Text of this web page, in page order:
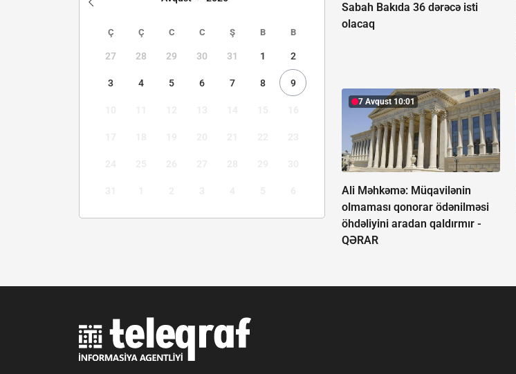
Ç Ç C C Ş B B
27 28 29 30 31 1 2
3 4 5 6 7 8 9
Sabah Bakıda 36 dərəcə isti
olacaq
7 Avqust 10:01
Ali Məhkəmə: Müqavilənin
olmaması qonorar ödənilməsi
öhdəliyini aradan qaldırmır -
QƏRAR